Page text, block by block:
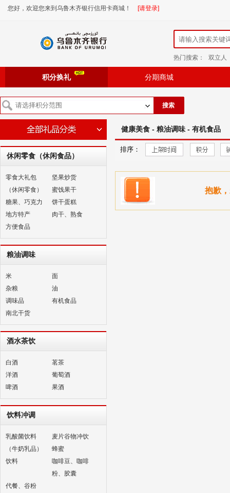
您好，欢迎您来到乌鲁木齐银行信用卡商城！ [请登录]
热门搜索： 双立人
积分换礼 分期商城
搜索
休闲零食（休闲食品）
零食大礼包
（休闲零食）
坚果炒货
蜜饯果干
糖果、巧克力
饼干蛋糕
地方特产
肉干、熟食
方便食品
粮油调味
米
面
杂粮
油
调味品
有机食品
南北干货
酒水茶饮
白酒
茗茶
洋酒
葡萄酒
啤酒
果酒
饮料冲调
乳酸菌饮料
（牛奶乳品）
麦片谷物冲饮
蜂蜜
饮料
咖啡豆、咖啡
粉、胶囊
代餐、谷粉
健康美食 - 粮油调味 - 有机食品
排序：
抱歉